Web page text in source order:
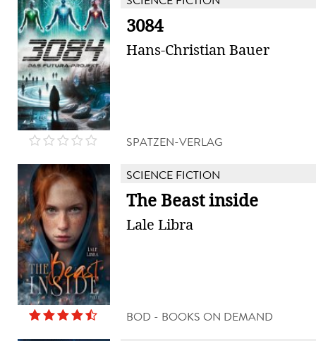
3084
Hans-Christian Bauer
SPATZEN-VERLAG
SCIENCE FICTION
The Beast inside
Lale Libra
BOD - BOOKS ON DEMAND